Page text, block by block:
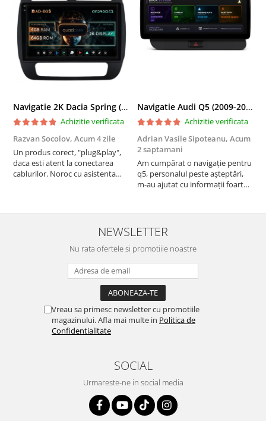
Navigatie 2K Dacia Spring (2021- Prezent), Android, S-Quadcore / 4GB RAM + 64GB ROM, 9.5 Inch - AD-BGS90042K+AD-BGRKIT366V4s
Achizitie verificata
Razvan Socolov, Acum 4 zile
Un produs corect, "plug&play",
daca esti atent la conectarea
cablurilor. Noroc cu asistenta
atras atentia ca nu era conectat
cablul de video de la camera
Navigatie Audi Q5 (2009-2017), Linux OS & OEM, MMI 3G, CarPlay & Android Auto Wireless, MirrorLink, Camera AHD, 12.3 Inch - AD-BGAALNXH+AD-BGRKITQ5002
Achizitie verificata
Adrian Vasile Sipoteanu, Acum
2 saptamani
Am cumpărat o navigație pentru
q5, personalul peste așteptări,
m-au ajutat cu informații foarte
serviabili, livrare rapidă, suport
tehnic, totul impecabil, o să revin
la ei și pentru vi...
NEWSLETTER
Nu rata ofertele si promotiile noastre
Vreau sa primesc newsletter cu promotiile
magazinului. Afla mai multe in Politica de
Confidentialitate
SOCIAL
Urmareste-ne in social media